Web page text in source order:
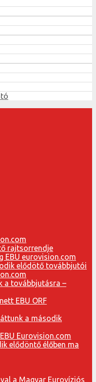
rajtsorrendje
elődötő továbbjutói
a továbbjutásra –
a második
elődöntő élőben ma
a Magyar Eurovíziós